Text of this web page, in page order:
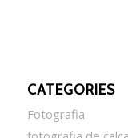
CATEGORIES
Fotografia